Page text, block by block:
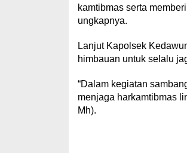
kamtibmas serta
ungkapnya.
Lanjut Kapolsek
himbauan untuk selalu
“Dalam kegiatan
menjaga harkamtibmas
Mh).